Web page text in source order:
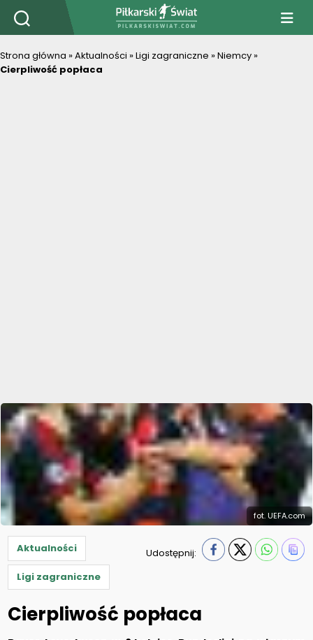
PiłkarskiSwiat.com
Strona główna »Aktualności »Ligi zagraniczne »Niemcy »
Cierpliwość popłaca
fot. UEFA.com
Aktualności
Ligi zagraniczne
Udostępnij:
Cierpliwość popłaca